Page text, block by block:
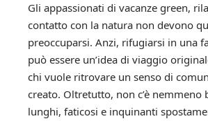
Gli appassionati di vacanze green,
contatto con la natura non devono
preoccuparsi. Anzi, rifugiarsi in una
può essere un’idea di viaggio
chi vuole ritrovare un senso di
creato. Oltretutto, non c’è nemmeno
lunghi, faticosi e inquinanti